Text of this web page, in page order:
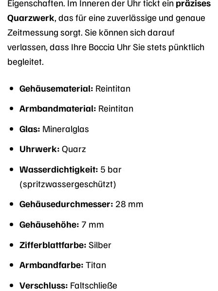
Eigenschaften. Im Inneren der Uhr tickt ein präzises
Quarzwerk, das für eine zuverlässige und genaue
Zeitmessung sorgt. Sie können sich darauf
verlassen, dass Ihre Boccia Uhr Sie stets pünktlich
begleitet.
Gehäusematerial: Reintitan
Armbandmaterial: Reintitan
Glas: Mineralglas
Uhrwerk: Quarz
Wasserdichtigkeit: 5 bar
(spritzwassergeschützt)
Gehäusedurchmesser: 28 mm
Gehäusehöhe: 7 mm
Zifferblattfarbe: Silber
Armbandfarbe: Titan
Verschluss: Faltschließe